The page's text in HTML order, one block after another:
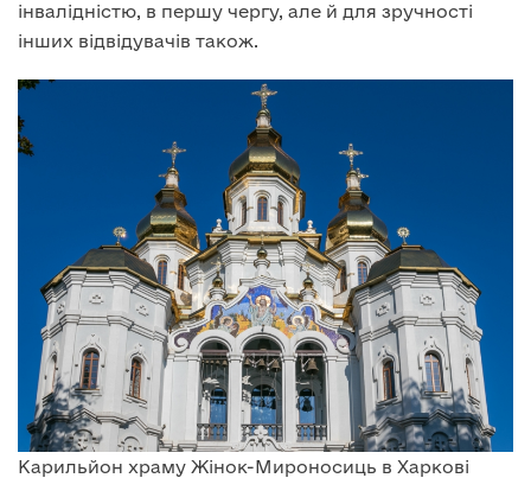
інвалідністю, в першу чергу, але й для зручності
інших відвідувачів також.
Карильйон храму Жінок-Мироносиць в Харкові